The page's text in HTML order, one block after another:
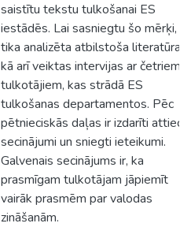
saistītu tekstu tulkošanai ES
iestādēs. Lai sasniegtu šo mērķi,
tika analizēta atbilstoša literatūra,
kā arī veiktas intervijas ar četriem
tulkotājiem, kas strādā ES
tulkošanas departamentos. Pēc
pētnieciskās daļas ir izdarīti
secinājumi un sniegti ieteikumi.
Galvenais secinājums ir, ka
prasmīgam tulkotājam jāpiemīt
vairāk prasmēm par valodas
zināšanām.